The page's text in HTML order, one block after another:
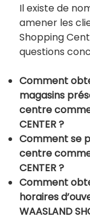
Il existe de
amener les
Shopping
questions
Comment
magasins
centre
CENTER ?
Comment se
centre
CENTER ?
Comment
horaires
WAASLAND